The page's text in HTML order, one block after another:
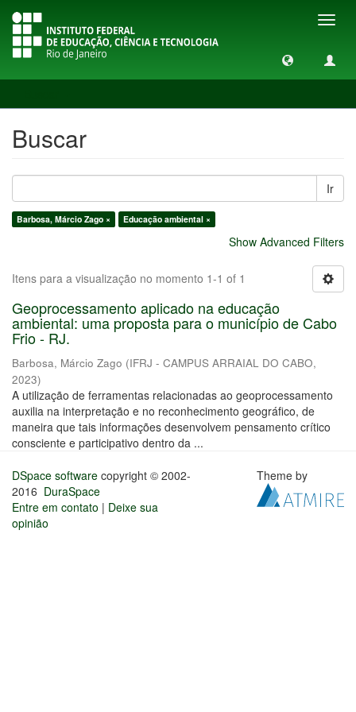
Buscar
Ir
Barbosa, Márcio Zago × Educação ambiental ×
Show Advanced Filters
Itens para a visualização no momento 1-1 of 1
Geoprocessamento aplicado na educação
ambiental: uma proposta para o município de Cabo
Frio - RJ.
Barbosa, Márcio Zago (IFRJ - CAMPUS ARRAIAL DO CABO,
2023)
A utilização de ferramentas relacionadas ao geoprocessamento
auxilia na interpretação e no reconhecimento geográfico, de
maneira que tais informações desenvolvem pensamento crítico
consciente e participativo dentro da ...
DSpace software copyright © 2002-
2016 DuraSpace
Entre em contato | Deixe sua
opinião
Theme by